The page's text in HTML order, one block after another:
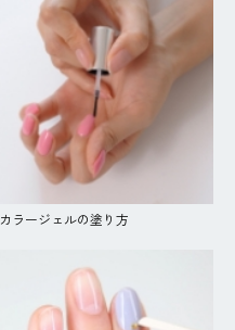
カラージェルの塗り方